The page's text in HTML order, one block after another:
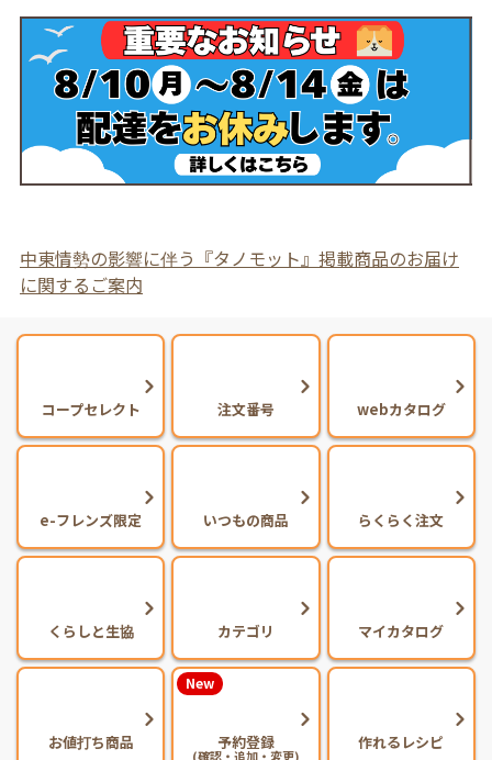
中東情勢の影響に伴う『タノモット』掲載商品のお届け
コープセレクト 注文番号 webカタログ
e-フレンズ限定 いつもの商品 らくらく注文
くらしと生協 カテゴリ マイカタログ